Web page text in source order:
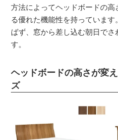
方法によってヘッドボードの
る優れた機能性を持っていま
ばず、窓から差し込む朝日で
す。
ヘッドボードの高さが変
ズ